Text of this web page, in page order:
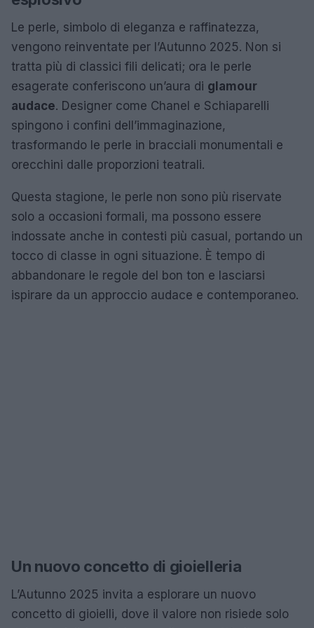
Le perle, simbolo di eleganza e raffinatezza,
vengono reinventate per l’Autunno 2025. Non si
tratta più di classici fili delicati; ora le perle
esagerate conferiscono un’aura di glamour
audace. Designer come Chanel e Schiaparelli
spingono i confini dell’immaginazione,
trasformando le perle in bracciali monumentali e
orecchini dalle proporzioni teatrali.
Questa stagione, le perle non sono più riservate
solo a occasioni formali, ma possono essere
indossate anche in contesti più casual, portando un
tocco di classe in ogni situazione. È tempo di
abbandonare le regole del bon ton e lasciarsi
ispirare da un approccio audace e contemporaneo.
Un nuovo concetto di gioielleria
L’Autunno 2025 invita a esplorare un nuovo
concetto di gioielli, dove il valore non risiede solo